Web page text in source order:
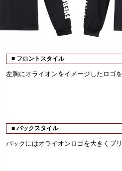
■ フロントスタイル
左胸にオライオンをイメージしたロゴを
■ バックスタイル
バックにはオライオンロゴを大きくプリ